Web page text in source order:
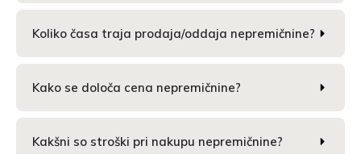
Koliko časa traja prodaja/oddaja nepremičnine?
Kako se določa cena nepremičnine?
Kakšni so stroški pri nakupu nepremičnine?